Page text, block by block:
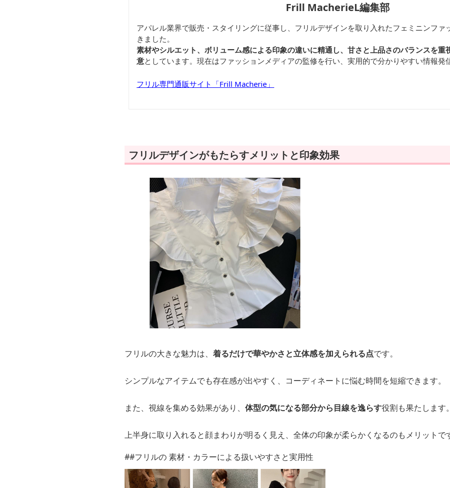
Frill MacherieL編集部
アパレル業界で販売・スタイリングに従事し、フリルデザインを取り入れたフェミニンファ
きました。
素材やシルエット、ボリューム感による印象の違いに精通し、甘さと上品さのバランスを重
意としています。現在はファッションメディアの監修を行い、実用的で分かりやすい情報発
フリル専門通販サイト「Frill Macherie」
フリルデザインがもたらすメリットと印象効果
フリルの大きな魅力は、 着るだけで華やかさと立体感を加えられる点です。
シンプルなアイテムでも存在感が出やすく、コーディネートに悩む時間を短縮できます。
また、視線を集める効果があり、 体型の気になる部分から目線を逸らす役割も果たします
上半身に取り入れると顔まわりが明るく見え、全体の印象が柔らかくなるのもメリットで
##フリルの 素材・カラーによる扱いやすさと実用性